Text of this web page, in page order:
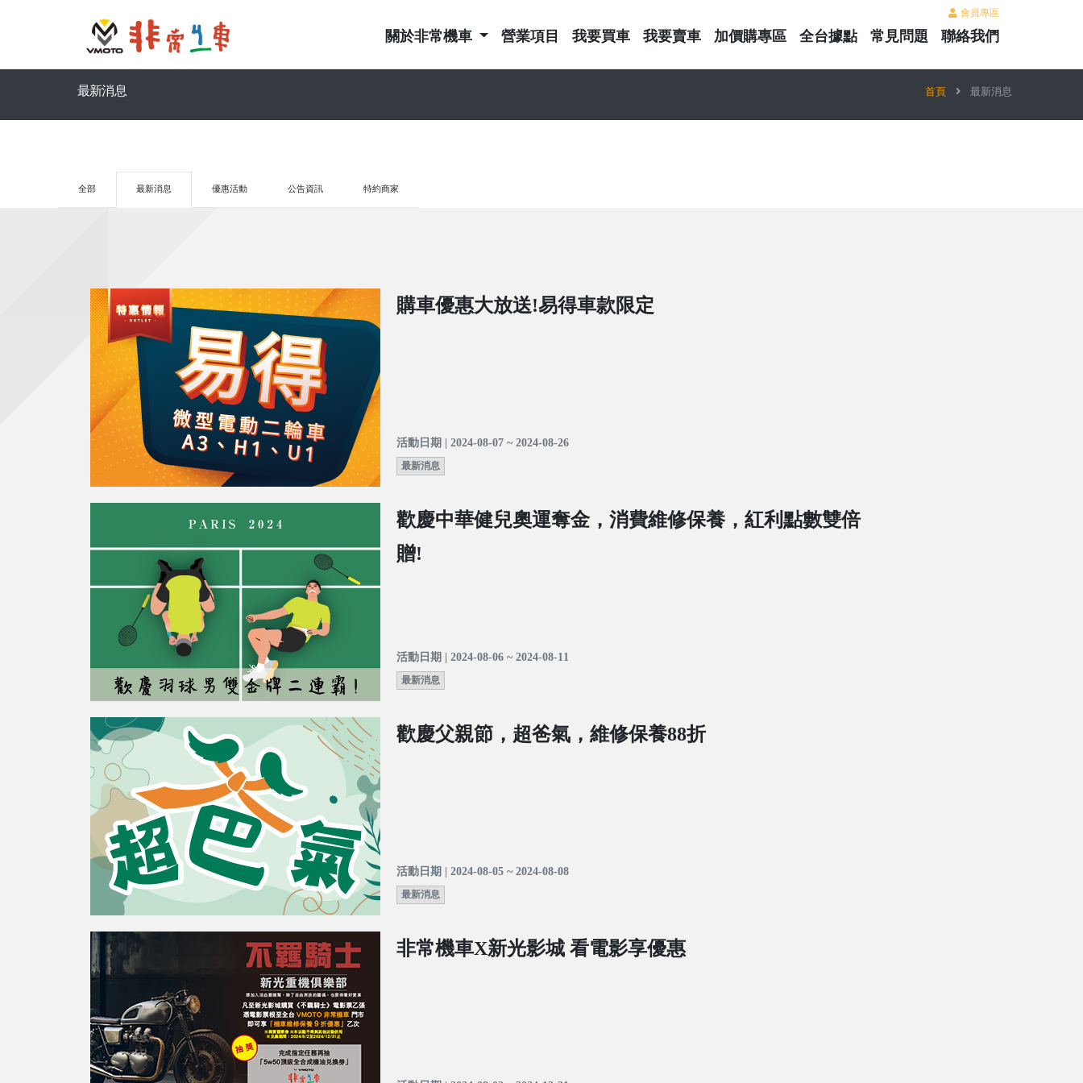
會員專區
關於非常機車 營業項目 我要買車 我要賣車 加價購專區 全台據點 常見問題 聯絡我們
最新消息 首頁 最新消息
全部 最新消息 優惠活動 公告資訊 特約商家
購車優惠大放送!易得車款限定
活動日期 | 2024-08-07 ~ 2024-08-26
最新消息
歡慶中華健兒奧運奪金，消費維修保養，紅利點數雙倍
贈!
活動日期 | 2024-08-06 ~ 2024-08-11
最新消息
歡慶父親節，超爸氣，維修保養88折
活動日期 | 2024-08-05 ~ 2024-08-08
最新消息
非常機車X新光影城 看電影享優惠